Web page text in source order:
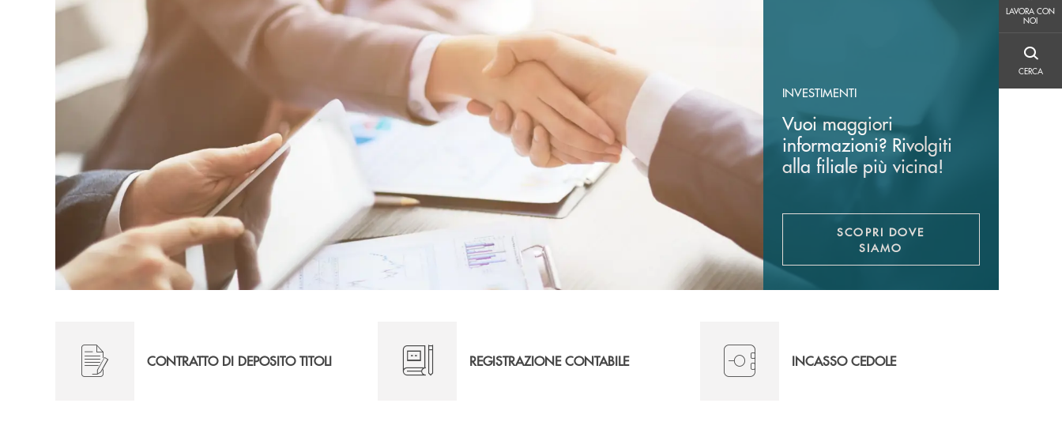
LAVORA CON
NOI
CERCA
INVESTIMENTI
Vuoi maggiori
informazioni? Rivolgiti
alla filiale più vicina!
SCOPRI DOVE
SIAMOAPRE UNA NUOVA
CONTRATTO DI DEPOSITO TITOLI REGISTRAZIONE CONTABILE INCASSO CEDOLE